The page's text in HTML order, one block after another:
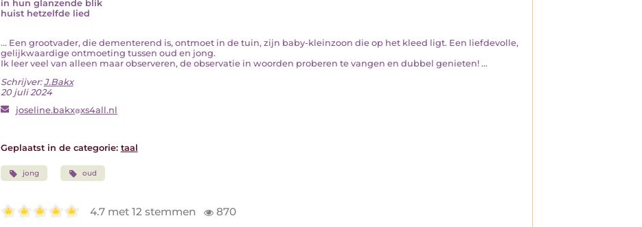
in hun glanzende blik
huist hetzelfde lied
... Een grootvader, die dementerend is, ontmoet in de tuin, zijn baby-kleinzoon die op het kleed ligt. Een liefdevolle,
gelijkwaardige ontmoeting tussen oud en jong.
Ik leer veel van alleen maar observeren, de observatie in woorden proberen te vangen en dubbel genieten! ...
Schrijver:J.Bakx
20 juli 2024
joseline.bakx xs4all.nl
Geplaatst in de categorie: taal
jong oud
4.7 met 12 stemmen 870